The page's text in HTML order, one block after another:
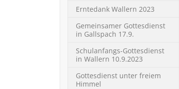
Erntedank Wallern 2023
Gemeinsamer Gottesdienst
in Gallspach 17.9.
Schulanfangs-Gottesdienst
in Wallern 10.9.2023
Gottesdienst unter freiem
Himmel